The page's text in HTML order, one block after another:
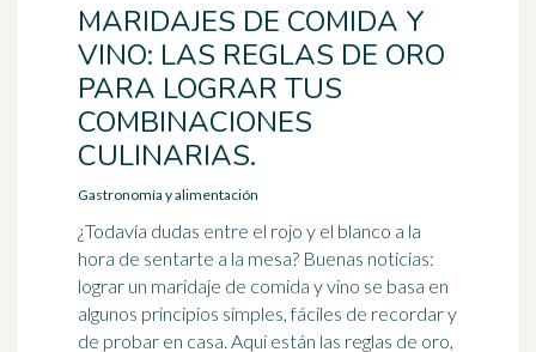
MARIDAJES DE COMIDA Y
VINO: LAS REGLAS DE ORO
PARA LOGRAR TUS
COMBINACIONES
CULINARIAS.
Gastronomía y alimentación
¿Todavía dudas entre el rojo y el blanco a la
hora de sentarte a la mesa? Buenas noticias:
lograr un maridaje de comida y vino se basa en
algunos principios simples, fáciles de recordar y
de probar en casa. Aquí están las reglas de oro,